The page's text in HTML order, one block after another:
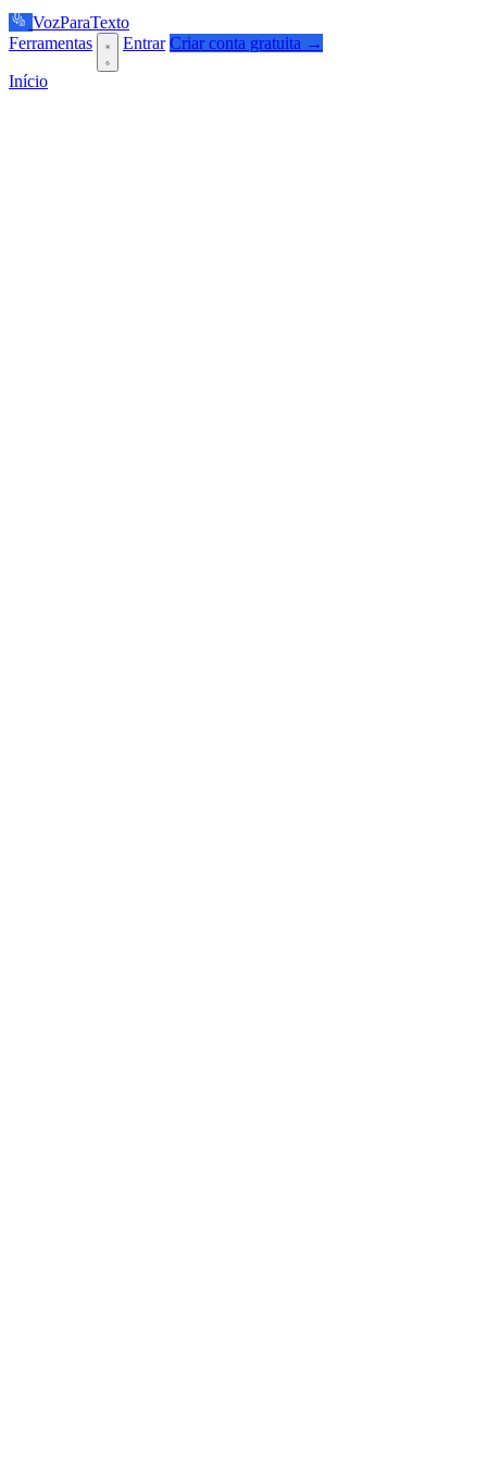
VozParaTexto
Ferramentas
Entrar Criar conta gratuita →
Início